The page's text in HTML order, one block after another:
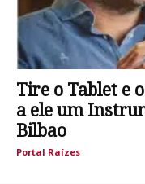
Tire o Tablet e
a ele um
Bilbao
Portal Raízes